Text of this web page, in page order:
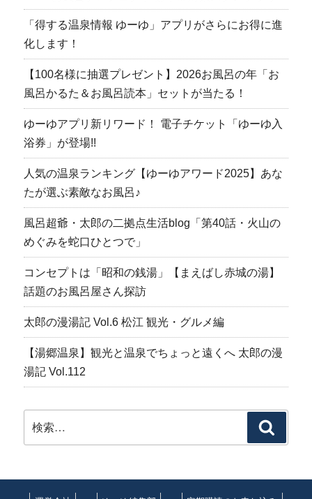
「得する温泉情報 ゆーゆ」アプリがさらにお得に進
化します！
【100名様に抽選プレゼント】2026お風呂の年「お
風呂かるた＆お風呂読本」セットが当たる！
ゆーゆアプリ新リワード！ 電子チケット「ゆーゆ入
浴券」が登場!!
人気の温泉ランキング【ゆーゆアワード2025】あな
たが選ぶ素敵なお風呂♪
風呂超爺・太郎の二拠点生活blog「第40話・火山の
めぐみを蛇口ひとつで」
コンセプトは「昭和の銭湯」【まえばし赤城の湯】
話題のお風呂屋さん探訪
太郎の漫湯記 Vol.6 松江 観光・グルメ編
【湯郷温泉】観光と温泉でちょっと遠くへ 太郎の漫
湯記 Vol.112
索